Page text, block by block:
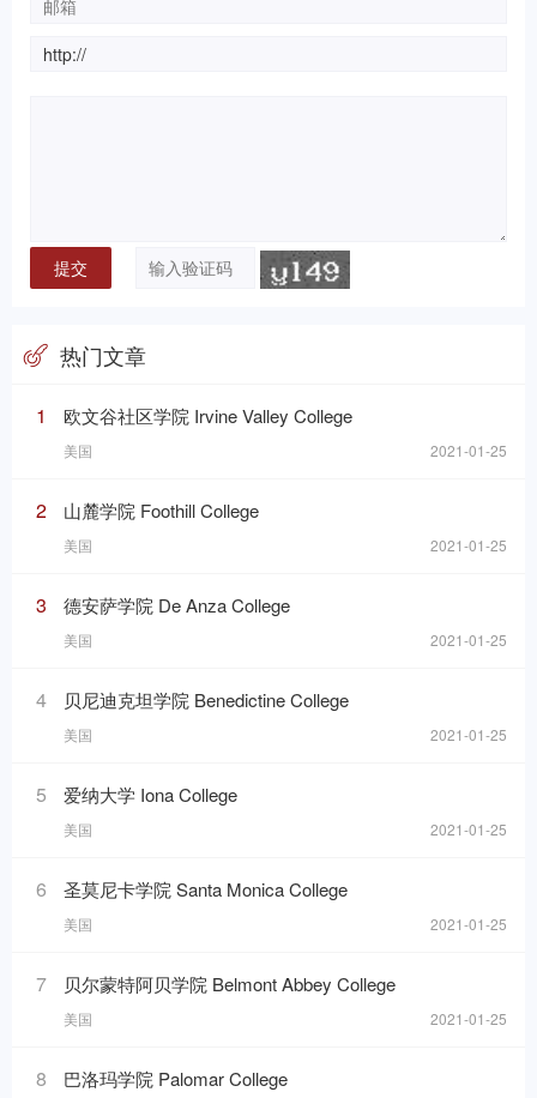
热门文章
1 欧文谷社区学院 Irvine Valley College
美国 2021-01-25
2 山麓学院 Foothill College
美国 2021-01-25
3 德安萨学院 De Anza College
美国 2021-01-25
4 贝尼迪克坦学院 Benedictine College
美国 2021-01-25
5 爱纳大学 Iona College
美国 2021-01-25
6 圣莫尼卡学院 Santa Monica College
美国 2021-01-25
7 贝尔蒙特阿贝学院 Belmont Abbey College
美国 2021-01-25
8 巴洛玛学院 Palomar College